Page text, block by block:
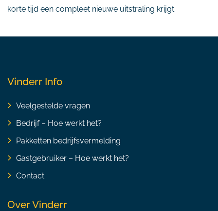
korte tijd een compleet nieuwe uitstraling krijgt.
Vinderr Info
Veelgestelde vragen
Bedrijf – Hoe werkt het?
Pakketten bedrijfsvermelding
Gastgebruiker – Hoe werkt het?
Contact
Over Vinderr